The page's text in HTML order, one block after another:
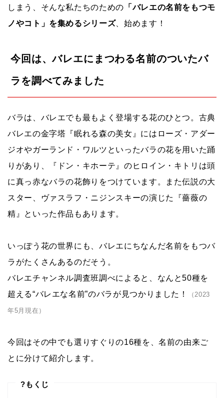
しまう、そんな私たちのための 「バレエの名前をもつモ
ノやコト」を集めるシリーズ、始めます！
今回は、バレエにまつわる名前のついたバ
ラを調べてみました
バラは、バレエでも最もよく登場する花のひとつ。古典
バレエの金字塔『眠れる森の美女』にはローズ・アダー
ジオやガーランド・ワルツといったバラの花を用いた踊
りがあり、『ドン・キホーテ』のヒロイン・キトリは頭
に真っ赤なバラの花飾りをつけています。また伝説の大
スター、ヴァスラフ・ニジンスキーの演じた『薔薇の
精』といった作品もあります。
いっぽう花の世界にも、バレエにちなんだ名前をもつバ
ラがたくさんあるのだそう。
バレエチャンネル調査班調べによると、なんと50種を
超える“バレエな名前”のバラが見つかりました！
（2023
年5月現在）
今回はその中でも選りすぐりの16種を、名前の由来ご
とに分けて紹介します。
?もくじ